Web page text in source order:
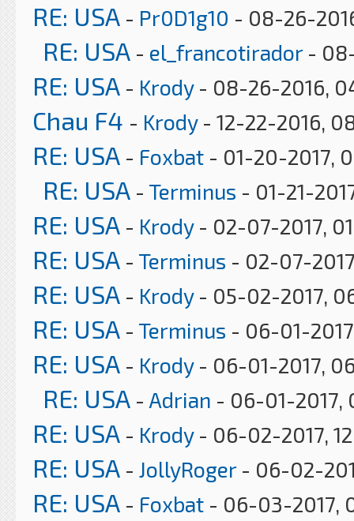
RE: USA - Pr0D1g10 - 08-26-
RE: USA - el_francotirador- 08-
RE: USA - Krody- 08-26-2016,
Chau F4 - Krody- 12-22-2016,
RE: USA - Foxbat - 01-20-2017,
RE: USA - Terminus - 01-21-
RE: USA - Krody- 02-07-2017,
RE: USA - Terminus - 02-07-
RE: USA - Krody- 05-02-2017,
RE: USA - Terminus - 06-01-
RE: USA - Krody- 06-01-2017,
RE: USA - Adrian - 06-01-2017,
RE: USA - Krody- 06-02-2017,
RE: USA - JollyRoger- 06-02-
RE: USA - Foxbat - 06-03-2017,